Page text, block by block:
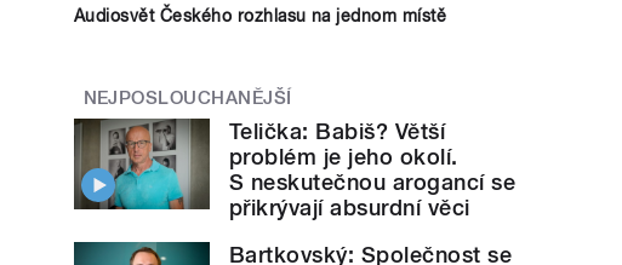
Audiosvět Českého rozhlasu na jednom místě
NEJPOSLOUCHANĚJŠÍ
Telička: Babiš? Větší
problém je jeho okolí.
S neskutečnou arogancí se
přikrývají absurdní věci
Bartkovský: Společnost se